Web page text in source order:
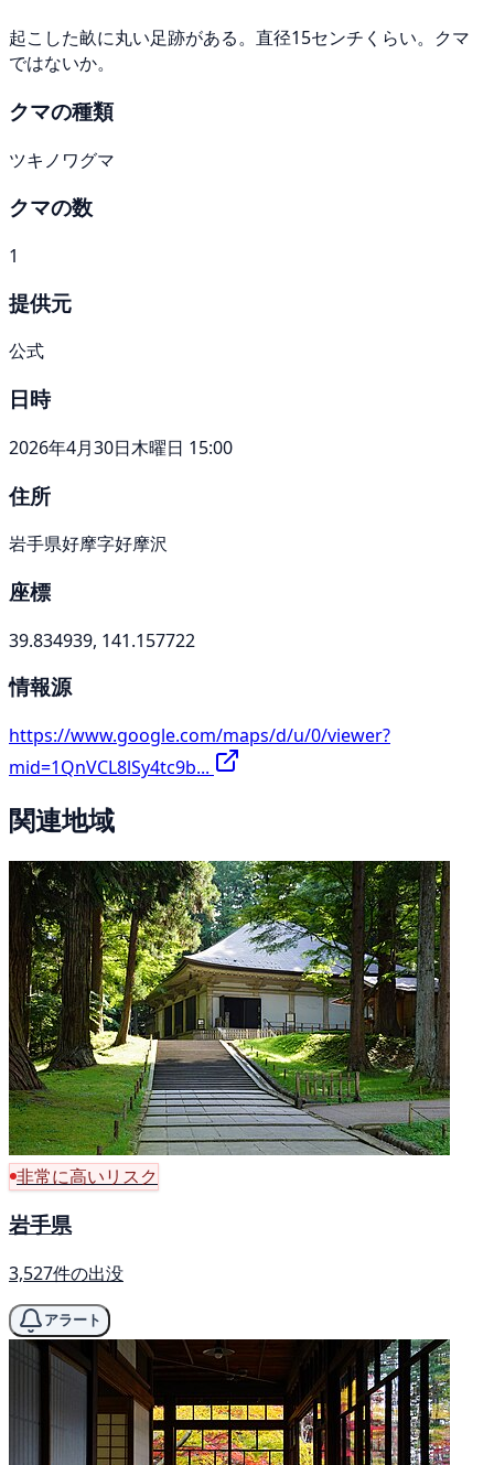
起こした畝に丸い足跡がある。直径15センチくらい。クマ
ではないか。
クマの種類
ツキノワグマ
クマの数
1
提供元
公式
日時
2026年4月30日木曜日 15:00
住所
岩手県好摩字好摩沢
座標
39.834939, 141.157722
情報源
https://www.google.com/maps/d/u/0/viewer?
mid=1QnVCL8lSy4tc9b...
関連地域
非常に高いリスク
岩手県
3,527件の出没
アラート